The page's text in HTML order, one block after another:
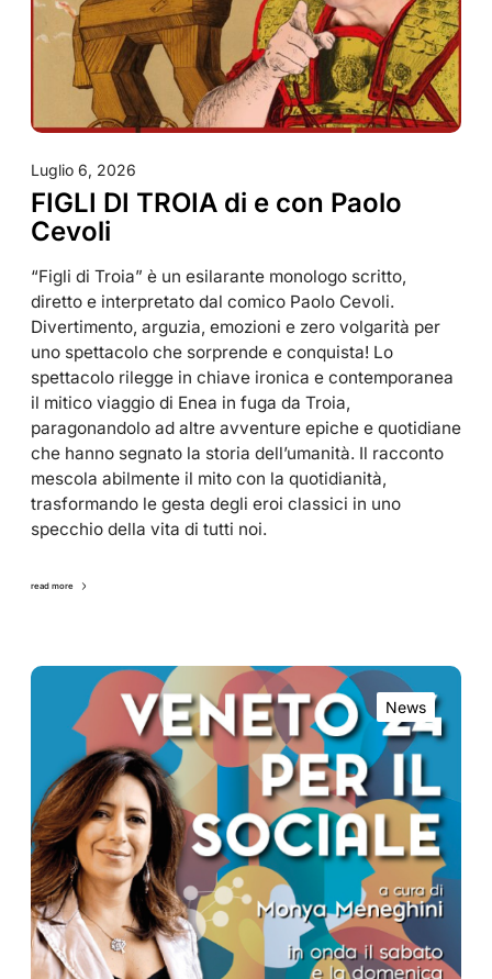
Luglio 6, 2026
FIGLI DI TROIA di e con Paolo
Cevoli
“Figli di Troia” è un esilarante monologo scritto,
diretto e interpretato dal comico Paolo Cevoli.
Divertimento, arguzia, emozioni e zero volgarità per
uno spettacolo che sorprende e conquista! Lo
spettacolo rilegge in chiave ironica e contemporanea
il mitico viaggio di Enea in fuga da Troia,
paragonandolo ad altre avventure epiche e quotidiane
che hanno segnato la storia dell’umanità. Il racconto
mescola abilmente il mito con la quotidianità,
trasformando le gesta degli eroi classici in uno
specchio della vita di tutti noi.
read more
News